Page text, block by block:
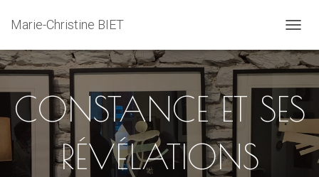
Marie-Christine BIET
É
P
L
I
E
R
A
CONSTANCE ET SES
RÉVÉLATIONS